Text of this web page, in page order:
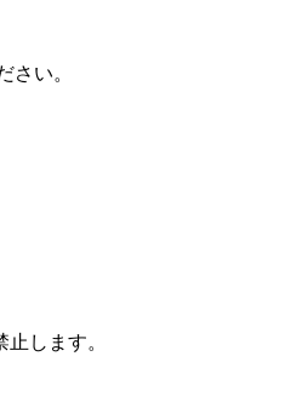
さい。
します。